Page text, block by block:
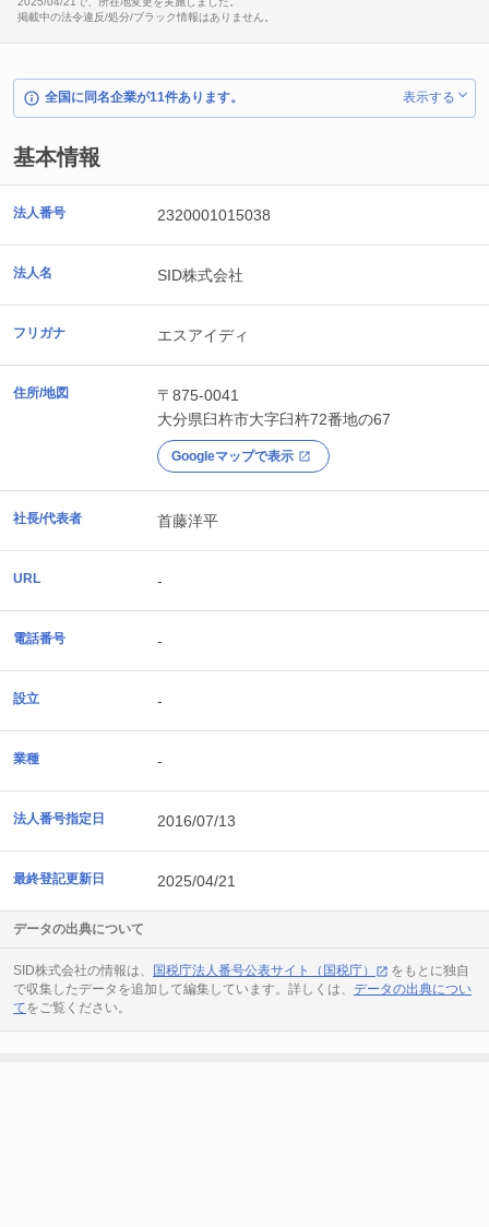
掲載中の法令違反/処分/ブラック情報はありません。
全国に同名企業が11件あります。 表示する
基本情報
法人番号 2320001015038
法人名 SID株式会社
フリガナ エスアイディ
住所/地図
〒875-0041
大分県臼杵市大字臼杵72番地の67
Googleマップで表示
社長/代表者 首藤洋平
URL -
電話番号 -
設立 -
業種 -
法人番号指定日 2016/07/13
最終登記更新日 2025/04/21
データの出典について
SID株式会社の情報は、 国税庁法人番号公表サイト（国税庁）
をもとに独自
で収集したデータを追加して編集しています。詳しくは、 データの出典につい
てをご覧ください。